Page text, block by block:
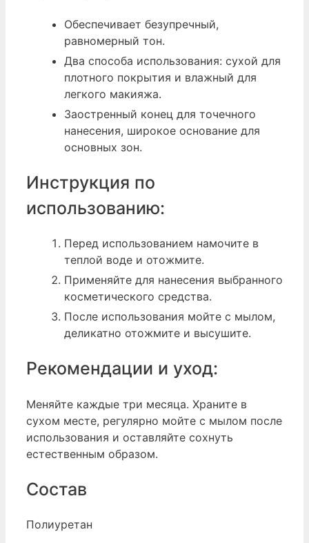
Обеспечивает безупречный,
равномерный тон.
Два способа использования: сухой для
плотного покрытия и влажный для
легкого макияжа.
Заостренный конец для точечного
нанесения, широкое основание для
основных зон.
Инструкция по
использованию:
Перед использованием намочите в
теплой воде и отожмите.
Применяйте для нанесения выбранного
косметического средства.
После использования мойте с мылом,
деликатно отожмите и высушите.
Рекомендации и уход:
Меняйте каждые три месяца. Храните в
сухом месте, регулярно мойте с мылом после
использования и оставляйте сохнуть
естественным образом.
Состав
Полиуретан